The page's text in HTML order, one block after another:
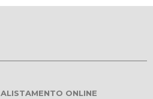
ALISTAMENTO ONLINE